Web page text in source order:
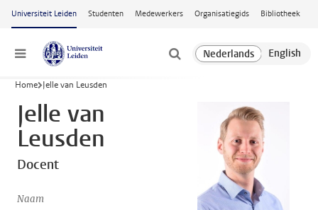
Ga naar hoofdinhoud
Universiteit Leiden Studenten Medewerkers Organisatiegids Bibliotheek
Menu
Home Jelle van Leusden
Jelle van
Leusden
Docent
Naam